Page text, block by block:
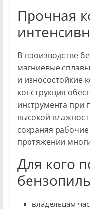
Прочная
В производстве
магниевые
и износостойкие
конструкция
инструмента при
высокой
сохраняя
протяжении
Для кого
владельцам